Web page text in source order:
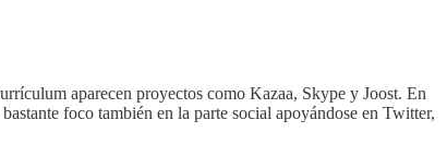
aparecen proyectos como Kazaa, Skype y Joost. En
foco también en la parte social apoyándose en Twitter,